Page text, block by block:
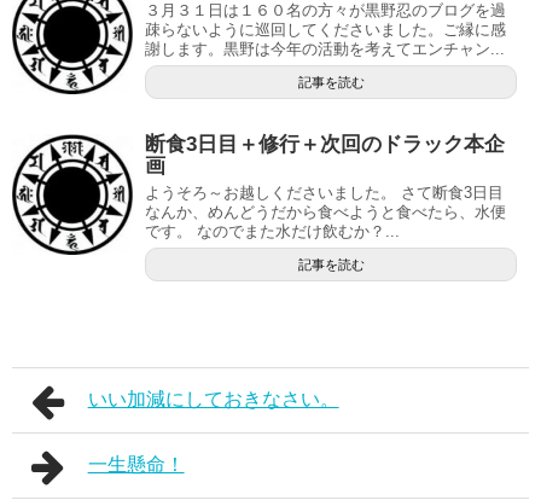
３月３１日は１６０名の方々が黒野忍のブログを過
疎らないように巡回してくださいました。ご縁に感
謝します。黒野は今年の活動を考えてエンチャン...
記事を読む
断食3日目＋修行＋次回のドラック本企
画
ようそろ～お越しくださいました。 さて断食3日目
なんか、めんどうだから食べようと食べたら、水便
です。 なのでまた水だけ飲むか？...
記事を読む
いい加減にしておきなさい。
一生懸命！